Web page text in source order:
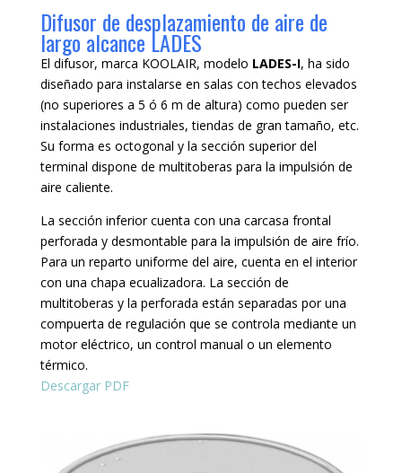
Difusor de desplazamiento de aire de
largo alcance LADES
El difusor, marca KOOLAIR, modelo LADES-I, ha sido
diseñado para instalarse en salas con techos elevados
(no superiores a 5 ó 6 m de altura) como pueden ser
instalaciones industriales, tiendas de gran tamaño, etc.
Su forma es octogonal y la sección superior del
terminal dispone de multitoberas para la impulsión de
aire caliente.
La sección inferior cuenta con una carcasa frontal
perforada y desmontable para la impulsión de aire frío.
Para un reparto uniforme del aire, cuenta en el interior
con una chapa ecualizadora. La sección de
multitoberas y la perforada están separadas por una
compuerta de regulación que se controla mediante un
motor eléctrico, un control manual o un elemento
térmico.
Descargar PDF